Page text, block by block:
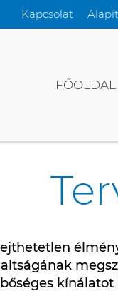
Kapcsolat
FŐOLDAL